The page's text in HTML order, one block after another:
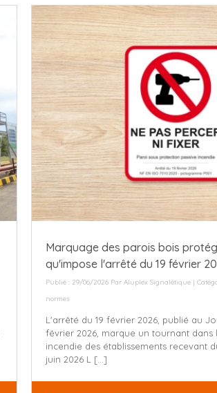
Marquage des parois bois
qu'impose l'arrêté du 19 février
Publié : 29/06/2026 Par Aluplex Signalétique|
normes
L'arrêté du 19 février 2026, publié au
février 2026, marque un tournant
incendie des établissements recevant
juin 2026 L [...]